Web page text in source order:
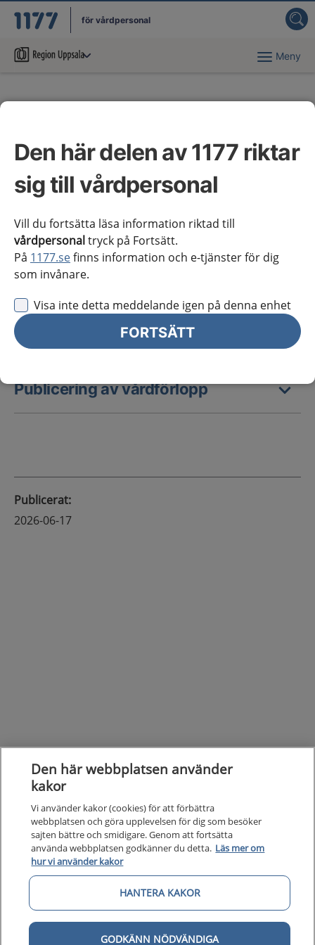
Den här delen av 1177 riktar
sig till vårdpersonal
Vill du fortsätta läsa information riktad till
vårdpersonaltryck på Fortsätt.
På 1177.sefinns information och e-tjänster för dig
som invånare.
Visa inte detta meddelande igen på denna enhet
FORTSÄTT
för vårdpersonal
Du har valt region Meny
De viktigaste datumen som NAG behöver förhålla
sig till är datum för granskningsrunda 2 (nationell
remiss eller synpunktsinhämtning) och datum för
publicering.
Granskningsrunda 2
Publicering av kliniska
kunskapsstöd
Publicering av vårdförlopp
Publicerat:
2026-06-17
Kunskapsstöd
Den här webbplatsen använder
kakor
Vi använder kakor (cookies) för att förbättra
webbplatsen och göra upplevelsen för dig som besöker
sajten bättre och smidigare. Genom att fortsätta
använda webbplatsen godkänner du detta. Läs mer om
hur vi använder kakor
HANTERA KAKOR
GODKÄNN NÖDVÄNDIGA